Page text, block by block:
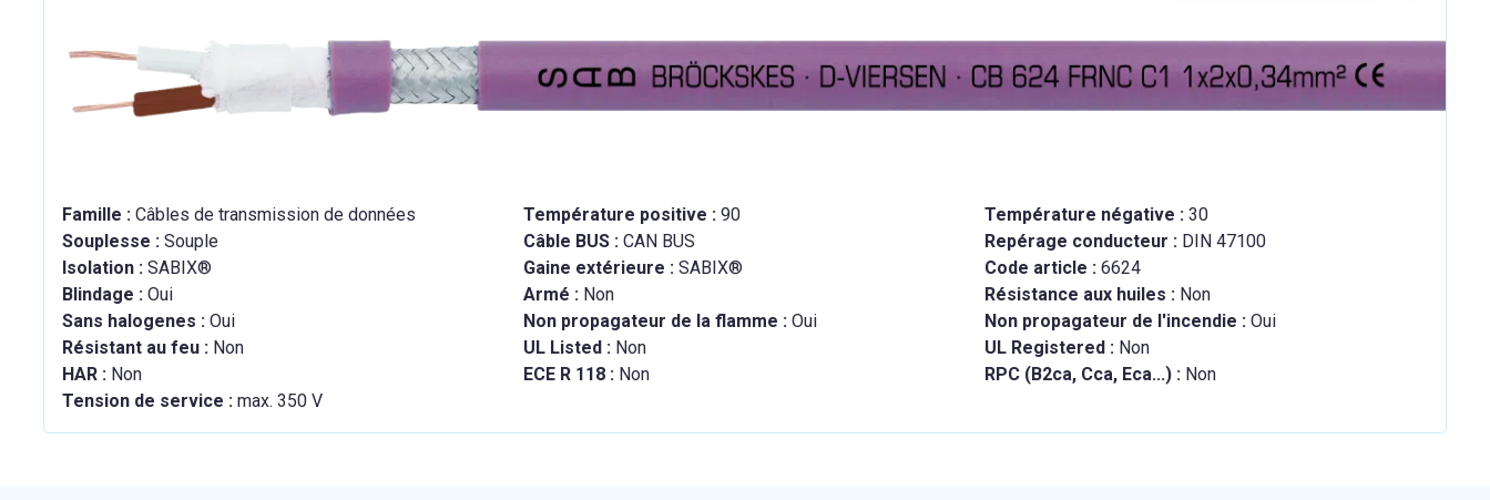
Famille : Câbles de transmission de données Température positive : 90 Température négative :30
Souplesse : Souple Câble BUS : CAN BUS Repérage conducteur : DIN 47100
Isolation : SABIX® Gaine extérieure : SABIX® Code article :6624
Blindage : Oui Armé : Non Résistance aux huiles : Non
Sans halogenes : Oui Non propagateur de la flamme : Oui Non propagateur de l'incendie :Oui
Résistant au feu : Non UL Listed : Non UL Registered : Non
HAR : Non ECE R 118 : Non RPC (B2ca, Cca, Eca...) : Non
Tension de service : max. 350 V